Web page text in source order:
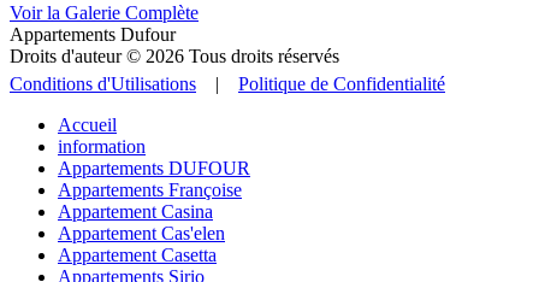
Voir la Galerie Complète
Appartements Dufour
Droits d'auteur © 2026 Tous droits réservés
Conditions d'Utilisations | Politique de Confidentialité
Accueil
information
Appartements DUFOUR
Appartements Françoise
Appartement Casina
Appartement Cas'elen
Appartement Casetta
Appartements Sirio